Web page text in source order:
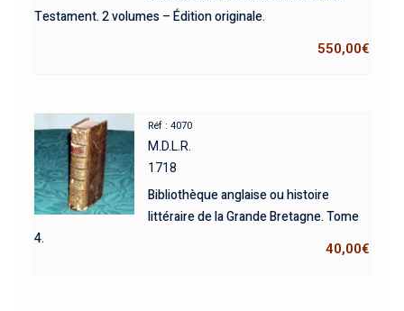
Testament. 2 volumes – Édition originale.
550,00€
Réf : 4070
M.D.L.R.
1718
Bibliothèque anglaise ou histoire
littéraire de la Grande Bretagne. Tome
4.
40,00€